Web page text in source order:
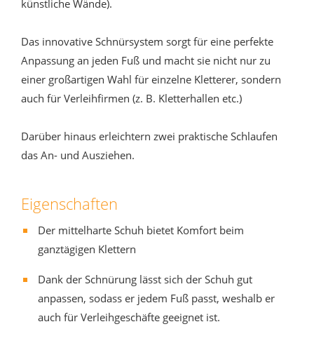
künstliche Wände).
Das innovative Schnürsystem sorgt für eine perfekte
Anpassung an jeden Fuß und macht sie nicht nur zu
einer großartigen Wahl für einzelne Kletterer, sondern
auch für Verleihfirmen (z. B. Kletterhallen etc.)
Darüber hinaus erleichtern zwei praktische Schlaufen
das An- und Ausziehen.
Eigenschaften
Der mittelharte Schuh bietet Komfort beim
ganztägigen Klettern
Dank der Schnürung lässt sich der Schuh gut
anpassen, sodass er jedem Fuß passt, weshalb er
auch für Verleihgeschäfte geeignet ist.